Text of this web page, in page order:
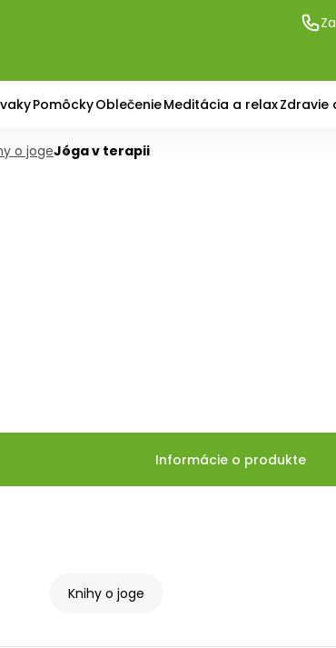
PomôckyOblečenieMeditácia a relaxZdravie
o jogeJóga v terapii
Informácie o produkte
Knihy o joge